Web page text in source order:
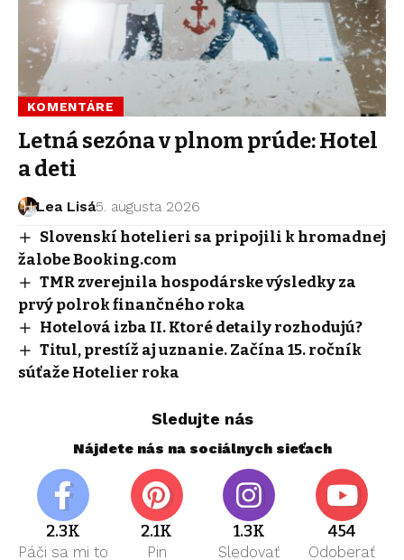
KOMENTÁRE
Letná sezóna v plnom prúde: Hotel
a deti
Lea Lisá5. augusta 2026
Slovenskí hotelieri sa pripojili k hromadnej
žalobe Booking.com
TMR zverejnila hospodárske výsledky za
prvý polrok finančného roka
Hotelová izba II. Ktoré detaily rozhodujú?
Titul, prestíž aj uznanie. Začína 15. ročník
súťaže Hotelier roka
Sledujte nás
Nájdete nás na sociálnych sieťach
2.3K
Páči sa mi to
2.1K
Pin
1.3K
Sledovať
454
Odoberať